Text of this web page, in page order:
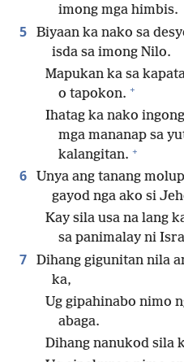
imong mga himbis.
5
Biyaan ka nako sa
isda sa imong Nilo.
Mapukan ka sa
o tapokon. +
Ihatag ka nako
mga mananap sa
kalangitan. +
6
Unya ang tanang
gayod nga ako si
Kay sila usa na lang
sa panimalay ni
7
Dihang gigunitan nila
ka,
Ug gipahinabo nimo
abaga.
Dihang nanukod sila